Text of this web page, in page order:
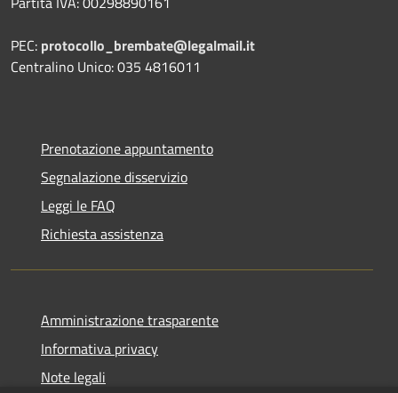
PEC: protocollo_brembate@legalmail.it
Centralino Unico: 035 4816011
Prenotazione appuntamento
Segnalazione disservizio
Leggi le FAQ
Richiesta assistenza
Amministrazione trasparente
Informativa privacy
Note legali